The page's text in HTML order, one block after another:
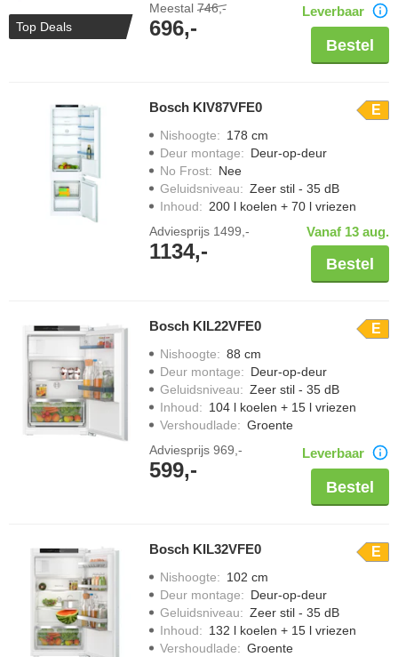
Top Deals
Meestal 746,-
696,-
Leverbaar
Bestel
Bosch KIV87VFE0 E
Nishoogte: 178 cm
Deur montage: Deur-op-deur
No Frost: Nee
Geluidsniveau: Zeer stil - 35 dB
Inhoud: 200 l koelen + 70 l vriezen
Adviesprijs 1499,-
1134,-
Vanaf 13 aug.
Bestel
Bosch KIL22VFE0 E
Nishoogte: 88 cm
Deur montage: Deur-op-deur
Geluidsniveau: Zeer stil - 35 dB
Inhoud: 104 l koelen + 15 l vriezen
Vershoudlade: Groente
Adviesprijs 969,-
599,-
Leverbaar
Bestel
Bosch KIL32VFE0 E
Nishoogte: 102 cm
Deur montage: Deur-op-deur
Geluidsniveau: Zeer stil - 35 dB
Inhoud: 132 l koelen + 15 l vriezen
Vershoudlade: Groente